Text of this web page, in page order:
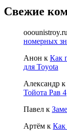
Свежие
ooounistroy.ru
номерных
Анон к Как
для Toyota
Александр к
Тойота Рав 4
Павел к
Артём к Как